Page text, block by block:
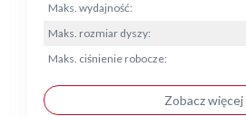
Maks. wydajność:
Maks. rozmiar dyszy:
Maks. ciśnienie robocze:
Zobacz więcej